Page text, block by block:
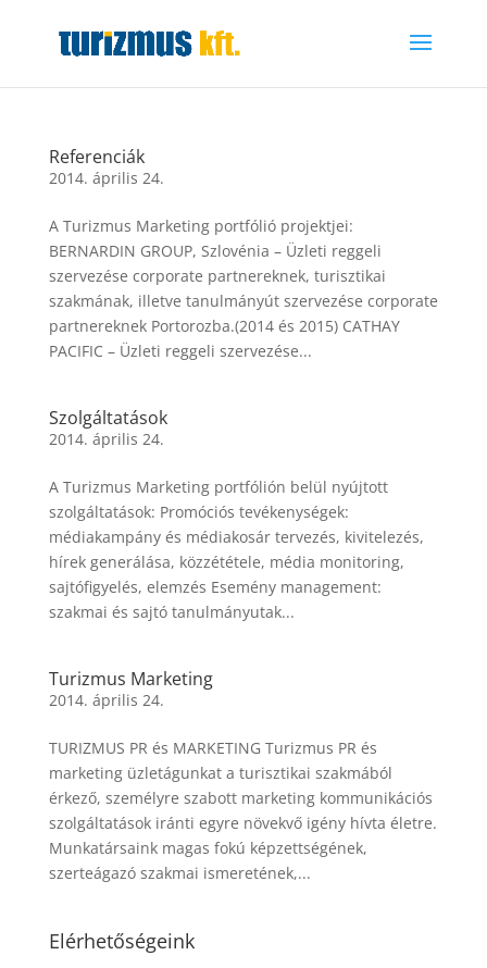
Referenciák
2014. április 24.
A Turizmus Marketing portfólió projektjei:
BERNARDIN GROUP, Szlovénia – Üzleti reggeli
szervezése corporate partnereknek, turisztikai
szakmának, illetve tanulmányút szervezése corporate
partnereknek Portorozba.(2014 és 2015) CATHAY
PACIFIC – Üzleti reggeli szervezése...
Szolgáltatások
2014. április 24.
A Turizmus Marketing portfólión belül nyújtott
szolgáltatások: Promóciós tevékenységek:
médiakampány és médiakosár tervezés, kivitelezés,
hírek generálása, közzététele, média monitoring,
sajtófigyelés, elemzés Esemény management:
szakmai és sajtó tanulmányutak...
Turizmus Marketing
2014. április 24.
TURIZMUS PR és MARKETING Turizmus PR és
marketing üzletágunkat a turisztikai szakmából
érkező, személyre szabott marketing kommunikációs
szolgáltatások iránti egyre növekvő igény hívta életre.
Munkatársaink magas fokú képzettségének,
szerteágazó szakmai ismeretének,...
Elérhetőségeink